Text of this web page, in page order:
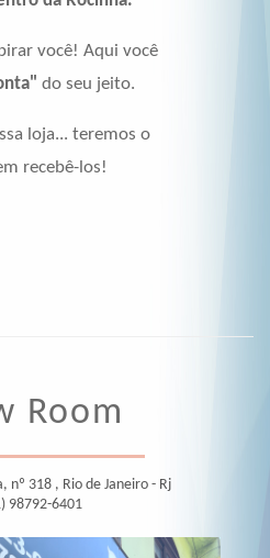
você! Aqui você
do seu jeito.
loja... teremos o
recebê-los!
Room
nº 318 , Rio de Janeiro - Rj
98792-6401